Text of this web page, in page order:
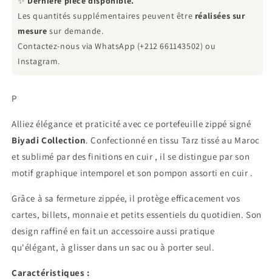
zippé
zippé
Les quantités supplémentaires peuvent être réalisées sur
mesure sur demande.
Contactez-nous via WhatsApp (+212 661143502) ou
Instagram.
P
Alliez élégance et praticité avec ce portefeuille zippé signé
Biyadi Collection. Confectionné en tissu Tarz tissé au Maroc
et sublimé par des finitions en cuir , il se distingue par son
motif graphique intemporel et son pompon assorti en cuir .
Grâce à sa fermeture zippée, il protège efficacement vos
cartes, billets, monnaie et petits essentiels du quotidien. Son
design raffiné en fait un accessoire aussi pratique
qu'élégant, à glisser dans un sac ou à porter seul.
Caractéristiques :